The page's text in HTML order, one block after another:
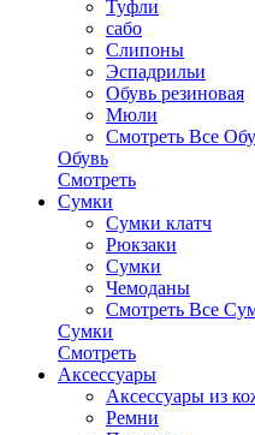
Туфли
сабо
Слипоны
Эспадрильи
Обувь резиновая
Мюли
Смотреть Все
Обувь
Смотреть
Сумки
Сумки клатч
Рюкзаки
Сумки
Чемоданы
Смотреть Все
Сумки
Смотреть
Аксессуары
Аксессуары из
Ремни